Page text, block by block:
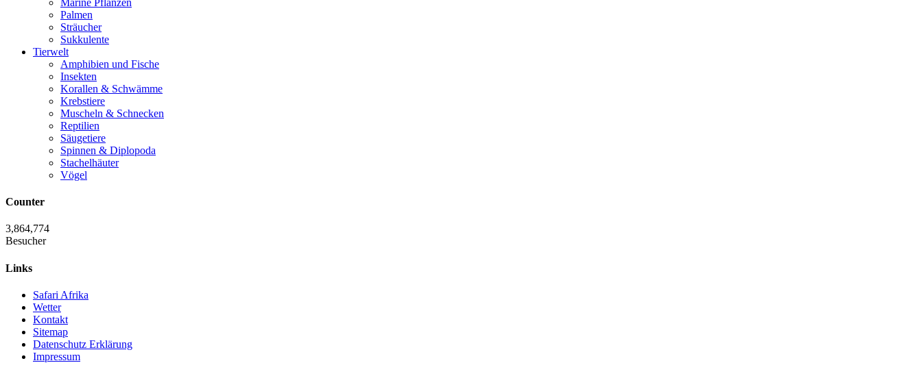
Marine Pflanzen
Palmen
Sträucher
Sukkulente
Tierwelt
Amphibien und Fische
Insekten
Korallen & Schwämme
Krebstiere
Muscheln & Schnecken
Reptilien
Säugetiere
Spinnen & Diplopoda
Stachelhäuter
Vögel
Counter
3,864,774
Besucher
Links
Safari Afrika
Wetter
Kontakt
Sitemap
Datenschutz Erklärung
Impressum